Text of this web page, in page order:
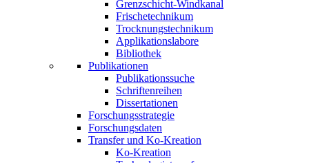
Grenzschicht-Windkanal
Frischetechnikum
Trocknungstechnikum
Applikationslabore
Bibliothek
Publikationen
Publikationssuche
Schriftenreihen
Dissertationen
Forschungsstrategie
Forschungsdaten
Transfer und Ko-Kreation
Ko-Kreation